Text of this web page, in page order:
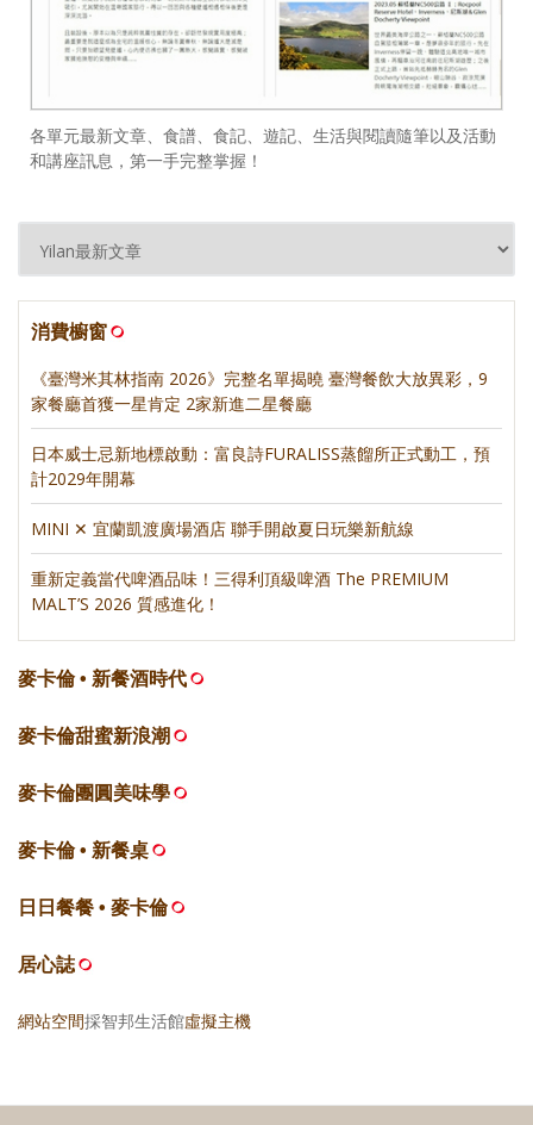
各單元最新文章、食譜、食記、遊記、生活與閱讀隨筆以及活動
和講座訊息，第一手完整掌握！
消費櫥窗
《臺灣米其林指南 2026》完整名單揭曉 臺灣餐飲大放異彩，9
家餐廳首獲一星肯定 2家新進二星餐廳
日本威士忌新地標啟動：富良詩FURALISS蒸餾所正式動工，預
計2029年開幕
MINI ✕ 宜蘭凱渡廣場酒店 聯手開啟夏日玩樂新航線
重新定義當代啤酒品味！三得利頂級啤酒 The PREMIUM
MALT’S 2026 質感進化！
麥卡倫 • 新餐酒時代
麥卡倫甜蜜新浪潮
麥卡倫團圓美味學
麥卡倫 • 新餐桌
日日餐餐 • 麥卡倫
居心誌
網站空間採智邦生活館虛擬主機